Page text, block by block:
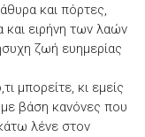
και πόρτες,
ειρήνη των λαών
ζωή ευημερίας
μπορείτε, κι εμείς
βάση κανόνες που
λένε στον